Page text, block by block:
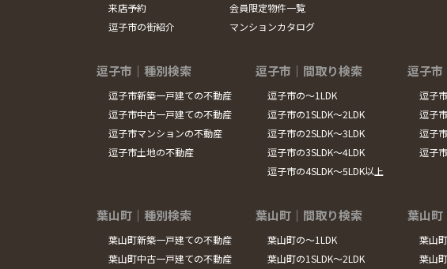
来店予約
逗子市の街紹介
会員限定物件一覧
マンションカタログ
逗子市｜種別検索
逗子市新築一戸建ての不動産
逗子市中古一戸建ての不動産
逗子市マンションの不動産
逗子市土地の不動産
逗子市｜間取り検索
逗子市の～1LDK
逗子市の1SLDK～2LDK
逗子市の2SLDK～3LDK
逗子市の3SLDK～4LDK
逗子市の4SLDK～5LDK以上
逗子市
逗子
逗子
逗子
逗子
葉山町｜種別検索
葉山町新築一戸建ての不動産
葉山町中古一戸建ての不動産
葉山町｜間取り検索
葉山町の～1LDK
葉山町の1SLDK～2LDK
葉山町
葉山
葉山